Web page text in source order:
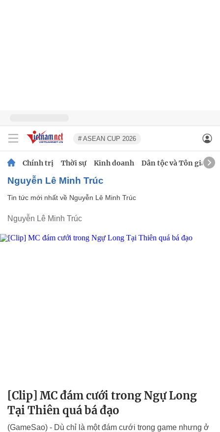
# ASEAN CUP 2026
Chính trị Thời sự Kinh doanh Dân tộc và Tôn giáo
Nguyễn Lê Minh Trúc
Tin tức mới nhất về Nguyễn Lê Minh Trúc
Nguyễn Lê Minh Trúc
[Clip] MC đám cưới trong Ngự Long
Tại Thiên quá bá đạo
(GameSao) - Dù chỉ là một đám cưới trong game nhưng ở